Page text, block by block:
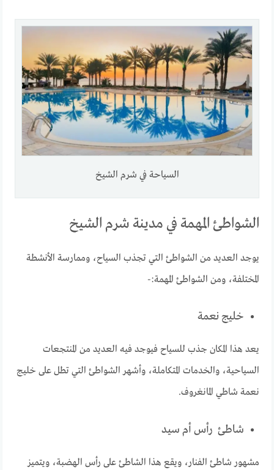
السياحة في شرم الشيخ
الشواطئ المهمة في مدينة شرم الشيخ
يوجد العديد من الشواطئ التي تجذب السياح، وممارسة الأنشطة
المختلفة، ومن الشواطئ المهمة:-
خليج نعمة
يعد هذا المكان جذب للسياح فيوجد فيه العديد من المنتجعات
السياحية، والخدمات المتكاملة، وأشهر الشواطئ التي تطل على خليج
نعمة شاطي المانغروف.
شاطئ رأس أم سيد
مشهور شاطئ الفنار، ويقع هذا الشاطئ على رأس الهضبة، ويتميز